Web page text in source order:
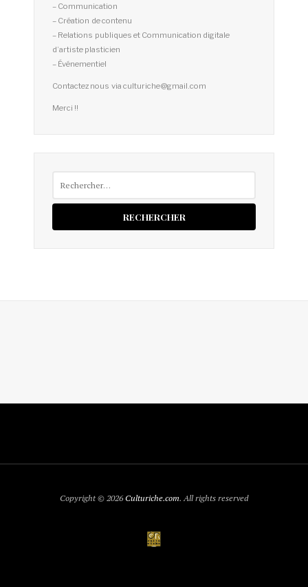
– Communication
– Création de contenu
– Relations publiques et Communication digitale
d’artiste plasticien
– Événementiel
Contactez nous via culturiche@gmail.com
Merci !!
Copyright © 2026Culturiche.com. All rights reserved